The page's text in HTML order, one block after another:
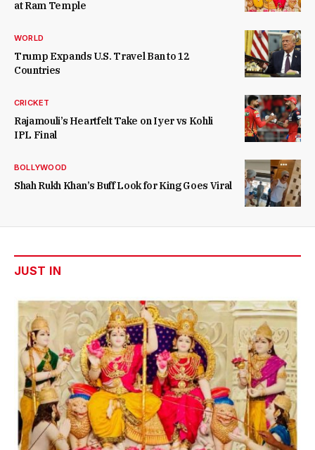
at Ram Temple
WORLD
Trump Expands U.S. Travel Ban to 12
Countries
CRICKET
Rajamouli’s Heartfelt Take on Iyer vs Kohli
IPL Final
BOLLYWOOD
Shah Rukh Khan’s Buff Look for King Goes Viral
JUST IN